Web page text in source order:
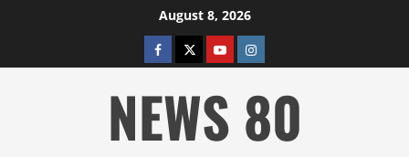
August 8, 2026
facebooktwitterYOUTUBE
instagram
NEWS 80